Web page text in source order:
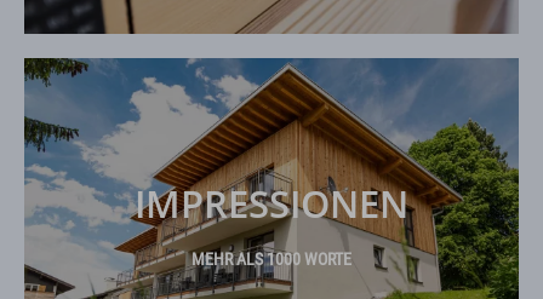
IMPRESSIONEN
MEHR ALS 1000 WORTE